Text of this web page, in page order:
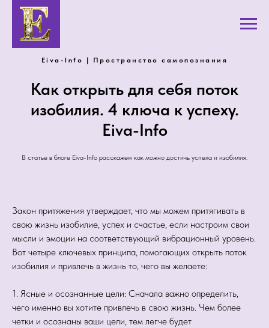
Eiva-Info | Пространство самопознания
Как открыть для себя поток
изобилия. 4 ключа к успеху.
Eiva-Info
В статье в блоге Eiva-Info расскажем как можно достичь успеха и изобилия.
Закон притяжения утверждает, что мы можем притягивать в
свою жизнь изобилие, успех и счастье, если настроим свои
мысли и эмоции на соответствующий вибрационный уровень.
Вот четыре ключевых принципа, помогающих открыть поток
изобилия и привлечь в жизнь то, чего вы желаете:
1. Ясные и осознанные цели: Сначала важно определить,
чего именно вы хотите привлечь в свою жизнь. Чем более
четки и осознаны ваши цели, тем легче будет